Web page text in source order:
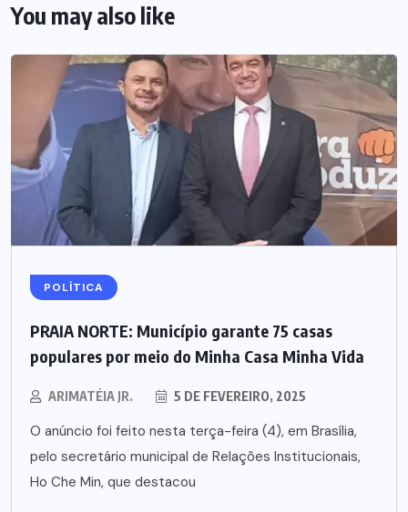
You may also like
POLÍTICA
PRAIA NORTE: Município garante 75 casas
populares por meio do Minha Casa Minha Vida
ARIMATÉIA JR. 5 DE FEVEREIRO, 2025
O anúncio foi feito nesta terça-feira (4), em Brasília,
pelo secretário municipal de Relações Institucionais,
Ho Che Min, que destacou